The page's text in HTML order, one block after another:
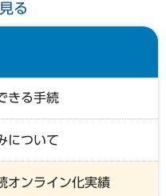
る
きる手続
について
オンライン化実績